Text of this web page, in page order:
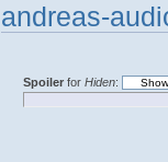
andreas-
Spoilerfor Hiden: